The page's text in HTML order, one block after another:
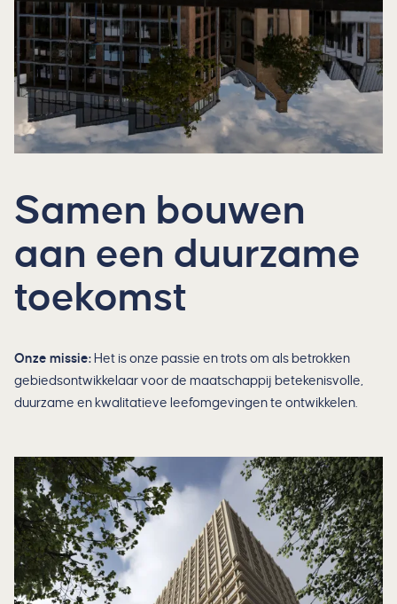
Samen bouwen
aan een duurzame
toekomst
Onze missie: Het is onze passie en trots om als betrokken
gebiedsontwikkelaar voor de maatschappij betekenisvolle,
duurzame en kwalitatieve leefomgevingen te ontwikkelen.